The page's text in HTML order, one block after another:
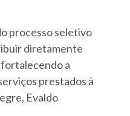
processo seletivo
diretamente
a
prestados à
Evaldo